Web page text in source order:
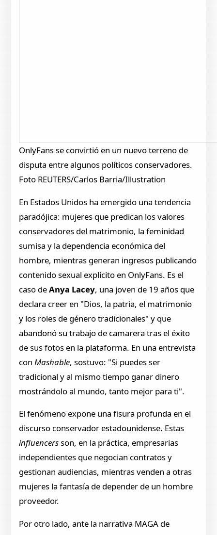
OnlyFans se convirtió en un nuevo terreno de
disputa entre algunos políticos conservadores.
Foto REUTERS/Carlos Barria/Illustration
En Estados Unidos ha emergido una tendencia
paradójica: mujeres que predican los valores
conservadores del matrimonio, la feminidad
sumisa y la dependencia económica del
hombre, mientras generan ingresos publicando
contenido sexual explícito en OnlyFans. Es el
caso deAnya Lacey, una joven de 19 años que
declara creer en "Dios, la patria, el matrimonio
y los roles de género tradicionales" y que
abandonó su trabajo de camarera tras el éxito
de sus fotos en la plataforma. En una entrevista
conMashable, sostuvo: "Si puedes ser
tradicional y al mismo tiempo ganar dinero
mostrándolo al mundo, tanto mejor para ti".
El fenómeno expone una fisura profunda en el
discurso conservador estadounidense. Estas
influencersson, en la práctica, empresarias
independientes que negocian contratos y
gestionan audiencias, mientras venden a otras
mujeres la fantasía de depender de un hombre
proveedor.
Por otro lado, ante la narrativa MAGA de